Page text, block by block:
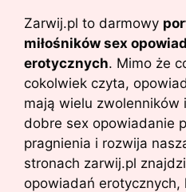
Zarwij.pl to darmowy
miłośników sex
erotycznych. Mimo że
cokolwiek czyta,
mają wielu zwolenników
dobre sex opowiadanie
pragnienia i rozwija
stronach zarwij.pl
opowiadań erotycznych,